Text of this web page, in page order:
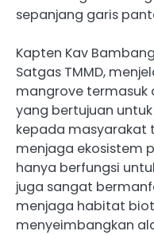
sepanjang garis
Kapten Kav
Satgas TMMD,
mangrove termasuk
yang bertujuan
kepada masyarakat
menjaga ekosistem
hanya berfungsi
juga sangat
menjaga habitat
menyeimbangkan